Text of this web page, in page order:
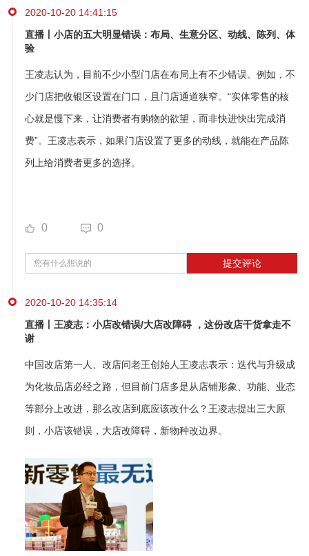
2020-10-20 14:41:15
直播丨小店的五大明显错误：布局、生意分区、动线、陈列、体
验
王凌志认为，目前不少小型门店在布局上有不少错误。例如，不
少门店把收银区设置在门口，且门店通道狭窄。“实体零售的核
心就是慢下来，让消费者有购物的欲望，而非快进快出完成消
费”。王凌志表示，如果门店设置了更多的动线，就能在产品陈
列上给消费者更多的选择。
0 0
提交评论
2020-10-20 14:35:14
直播丨王凌志：小店改错误/大店改障碍 ，这份改店干货拿走不
谢
中国改店第一人、改店问老王创始人王凌志表示：迭代与升级成
为化妆品店必经之路，但目前门店多是从店铺形象、功能、业态
等部分上改进，那么改店到底应该改什么？王凌志提出三大原
则，小店该错误，大店改障碍，新物种改边界。